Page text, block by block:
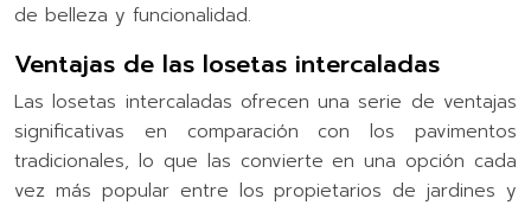
de belleza y funcionalidad.
Ventajas de las losetas intercaladas
Las losetas intercaladas ofrecen una serie de ventajas
significativas en comparación con los pavimentos
tradicionales, lo que las convierte en una opción cada
vez más popular entre los propietarios de jardines y